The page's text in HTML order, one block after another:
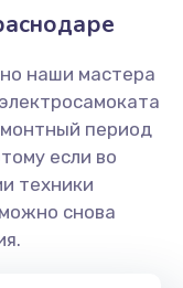
наши мастера
период
если во
техники
снова